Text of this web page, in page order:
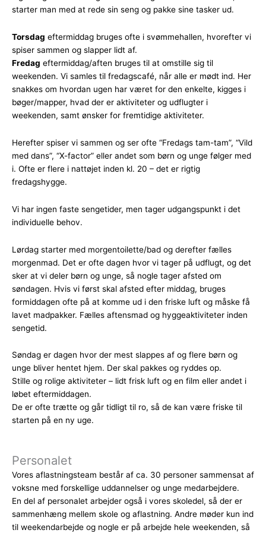
starter man med at rede sin seng og pakke sine tasker ud.
Torsdag eftermiddag bruges ofte i svømmehallen, hvorefter vi
spiser sammen og slapper lidt af.
Fredag eftermiddag/aften bruges til at omstille sig til
weekenden. Vi samles til fredagscafé, når alle er mødt ind. Her
snakkes om hvordan ugen har været for den enkelte, kigges i
bøger/mapper, hvad der er aktiviteter og udflugter i
weekenden, samt ønsker for fremtidige aktiviteter.
Herefter spiser vi sammen og ser ofte “Fredags tam-tam”, “Vild
med dans”, “X-factor” eller andet som børn og unge følger med
i. Ofte er flere i nattøjet inden kl. 20 – det er rigtig
fredagshygge.
Vi har ingen faste sengetider, men tager udgangspunkt i det
individuelle behov.
Lørdag starter med morgentoilette/bad og derefter fælles
morgenmad. Det er ofte dagen hvor vi tager på udflugt, og det
sker at vi deler børn og unge, så nogle tager afsted om
søndagen. Hvis vi først skal afsted efter middag, bruges
formiddagen ofte på at komme ud i den friske luft og måske få
lavet madpakker. Fælles aftensmad og hyggeaktiviteter inden
sengetid.
Søndag er dagen hvor der mest slappes af og flere børn og
unge bliver hentet hjem. Der skal pakkes og ryddes op.
Stille og rolige aktiviteter – lidt frisk luft og en film eller andet i
løbet eftermiddagen.
De er ofte trætte og går tidligt til ro, så de kan være friske til
starten på en ny uge.
Personalet
Vores aflastningsteam består af ca. 30 personer sammensat af
voksne med forskellige uddannelser og unge medarbejdere.
En del af personalet arbejder også i vores skoledel, så der er
sammenhæng mellem skole og aflastning. Andre møder kun ind
til weekendarbejde og nogle er på arbejde hele weekenden, så